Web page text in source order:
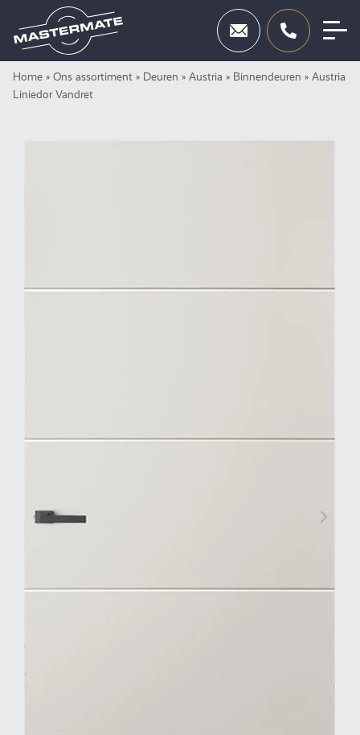
Skip
to
Deuren
Home » Ons assortiment » Deuren » Austria » Binnendeuren » Austria
Liniedor Vandret